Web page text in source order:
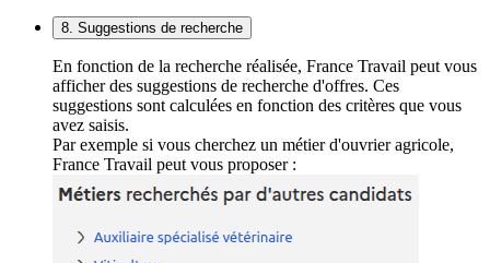
8. Suggestions de recherche
En fonction de la recherche réalisée, France Travail peut vous
afficher des suggestions de recherche d'offres. Ces
suggestions sont calculées en fonction des critères que vous
avez saisis.
Par exemple si vous cherchez un métier d'ouvrier agricole,
France Travail peut vous proposer :